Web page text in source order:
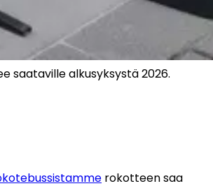
saataville alkusyksystä 2026.
rokotteen saa